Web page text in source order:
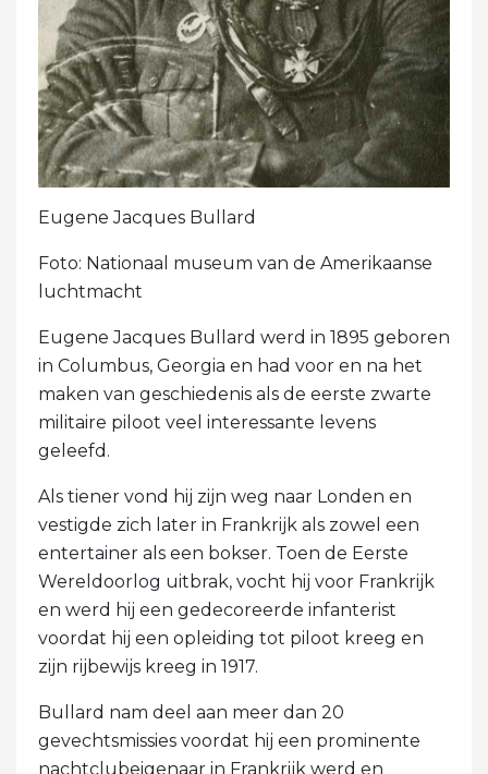
Eugene Jacques Bullard
Foto: Nationaal museum van de Amerikaanse
luchtmacht
Eugene Jacques Bullard werd in 1895 geboren
in Columbus, Georgia en had voor en na het
maken van geschiedenis als de eerste zwarte
militaire piloot veel interessante levens
geleefd.
Als tiener vond hij zijn weg naar Londen en
vestigde zich later in Frankrijk als zowel een
entertainer als een bokser. Toen de Eerste
Wereldoorlog uitbrak, vocht hij voor Frankrijk
en werd hij een gedecoreerde infanterist
voordat hij een opleiding tot piloot kreeg en
zijn rijbewijs kreeg in 1917.
Bullard nam deel aan meer dan 20
gevechtsmissies voordat hij een prominente
nachtclubeigenaar in Frankrijk werd en